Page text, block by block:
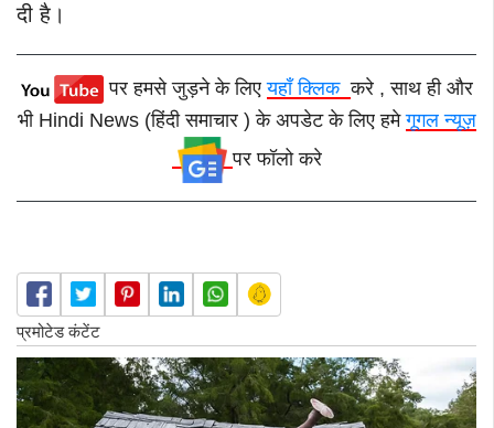
दी है।
पर हमसे जुड़ने के लिएयहाँ क्लिककरे , साथ ही और
भी Hindi News (हिंदी समाचार ) के अपडेट के लिए हमेगूगल न्यूज़
पर फॉलो करे